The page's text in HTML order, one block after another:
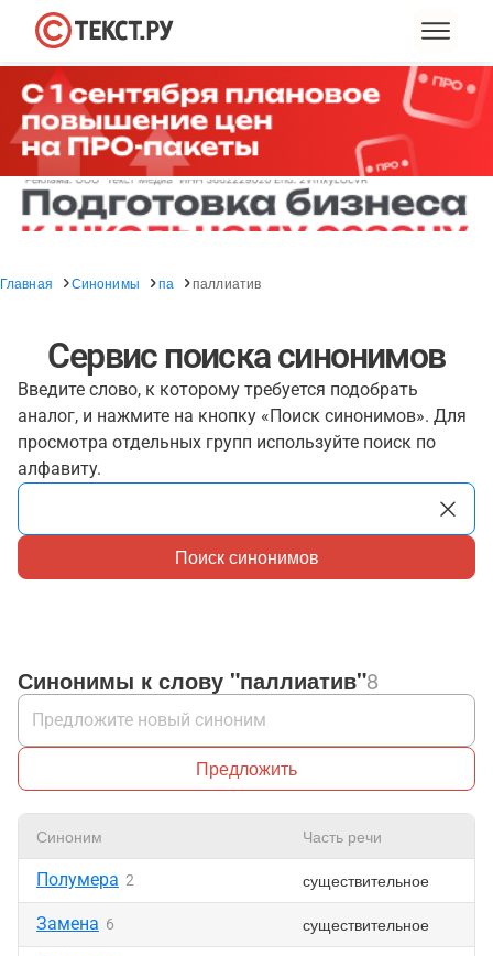
Главная Синонимы па паллиатив
Сервис поиска синонимов
Введите слово, к которому требуется подобрать
аналог, и нажмите на кнопку «Поиск синонимов». Для
просмотра отдельных групп используйте поиск по
алфавиту.
Поиск синонимов
Синонимы к слову "паллиатив"8
Предложить
Синоним Часть речи
Полумера 2 существительное
Замена 6 существительное